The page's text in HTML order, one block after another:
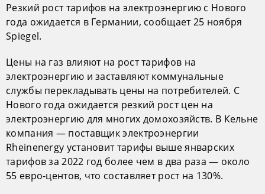
Резкий рост тарифов на электроэнергию с Нового
года ожидается в Германии, сообщает 25 ноября
Spiegel.
Цены на газ влияют на рост тарифов на
электроэнергию и заставляют коммунальные
службы перекладывать цены на потребителей. С
Нового года ожидается резкий рост цен на
электроэнергию для многих домохозяйств. В Кельне
компания — поставщик электроэнергии
Rheinenergy установит тарифы выше январских
тарифов за 2022 год более чем в два раза — около
55 евро-центов, что составляет рост на 130%.